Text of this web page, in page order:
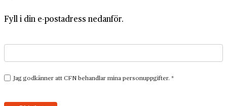
Fyll i din e-postadress nedanför.